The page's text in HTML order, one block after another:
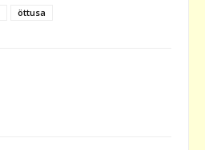
öttusa